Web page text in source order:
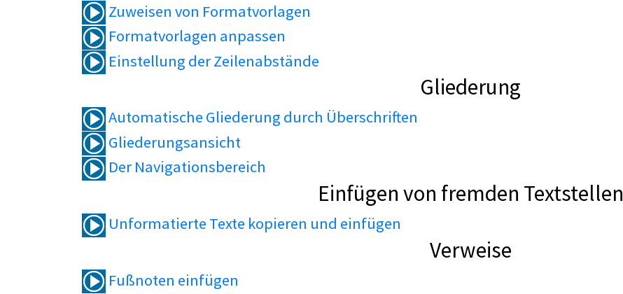
Zuweisen von Formatvorlagen
Formatvorlagen anpassen
Einstellung der Zeilenabstände
Gliederung
Automatische Gliederung durch Überschriften
Gliederungsansicht
Der Navigationsbereich
Einfügen von fremden Textstellen
Unformatierte Texte kopieren und einfügen
Verweise
Fußnoten einfügen